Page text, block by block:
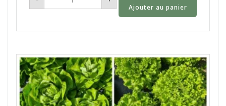
Aubergine
Ajouter au panier